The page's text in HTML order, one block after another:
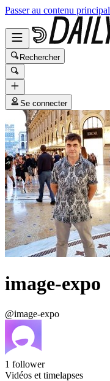
Passer au contenu principal
Rechercher
Se connecter
image-expo
@image-expo
1 follower
Vidéos et timelapses